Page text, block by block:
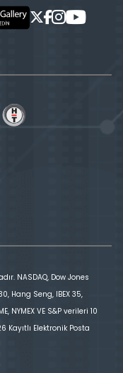
NASDAQ, Dow Jones
Hang Seng, IBEX 35,
NYMEX VE S&P verileri 10
Kayıtlı Elektronik Posta